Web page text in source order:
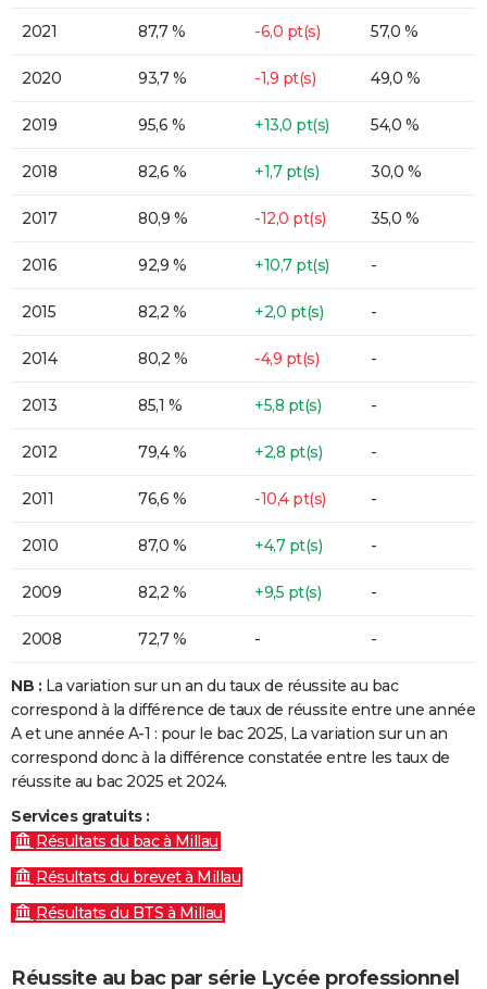
2021 87,7 % -6,0 pt(s) 57,0 %
2020 93,7 % -1,9 pt(s) 49,0 %
2019 95,6 % +13,0 pt(s) 54,0 %
2018 82,6 % +1,7 pt(s) 30,0 %
2017 80,9 % -12,0 pt(s) 35,0 %
2016 92,9 % +10,7 pt(s) -
2015 82,2 % +2,0 pt(s) -
2014 80,2 % -4,9 pt(s) -
2013 85,1 % +5,8 pt(s) -
2012 79,4 % +2,8 pt(s) -
2011 76,6 % -10,4 pt(s) -
2010 87,0 % +4,7 pt(s) -
2009 82,2 % +9,5 pt(s) -
2008 72,7 % - -
NB : La variation sur un an du taux de réussite au bac
correspond à la différence de taux de réussite entre une année
A et une année A-1 : pour le bac 2025, La variation sur un an
correspond donc à la différence constatée entre les taux de
réussite au bac 2025 et 2024.
Services gratuits :
Résultats du bac à Millau
Résultats du brevet à Millau
Résultats du BTS à Millau
Réussite au bac par série Lycée professionnel